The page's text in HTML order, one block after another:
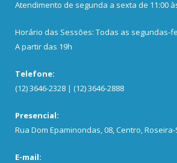
Atendimento de segunda a sexta de 11:00
Horário das Sessões: Todas as segundas-
A partir das 19h
Telefone:
(12) 3646-2328 | (12) 3646-2888
Presencial:
Rua Dom Epaminondas, 08, Centro, Roseira-
E-mail: